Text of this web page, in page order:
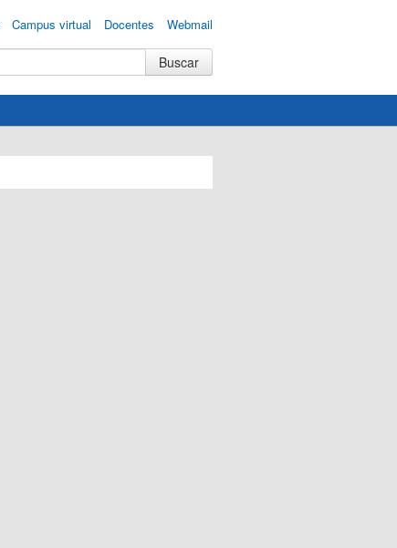
Campus virtual Docentes Webmail